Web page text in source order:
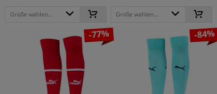
Größe wählen... Größe wählen...
-77% -84%